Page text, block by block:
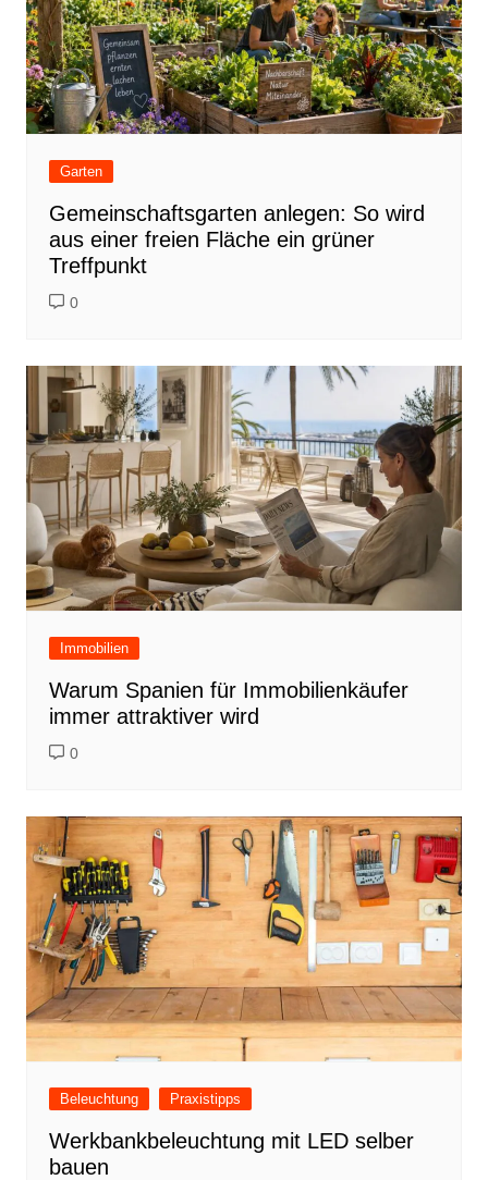
Garten
Gemeinschaftsgarten anlegen: So wird
aus einer freien Fläche ein grüner
Treffpunkt
0
Immobilien
Warum Spanien für Immobilienkäufer
immer attraktiver wird
0
Beleuchtung Praxistipps
Werkbankbeleuchtung mit LED selber
bauen